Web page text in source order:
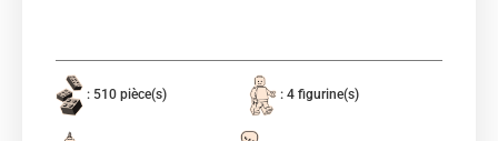
: 510 pièce(s) : 4 figurine(s)